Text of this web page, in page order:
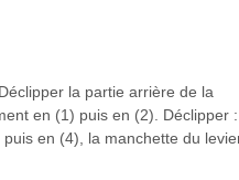
la partie arrière de la
en (1) puis en (2). Déclipper
en (4), la manchette du